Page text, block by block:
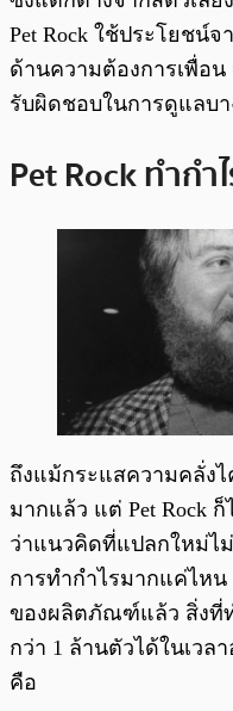
Pet Rock ใช้ประโยชน์
ด้านความต้องการเพื่อ
รับผิดชอบในการดูแลบา
Pet Rock ทำกำไ
ถึงแม้กระแสความคลั่งไ
มากแล้ว แต่ Pet Rock
ว่าแนวคิดที่แปลกใหม่ไ
การทำกำไรมากแค่ไห
ของผลิตภัณฑ์แล้ว สิ่งที่ท
กว่า 1 ล้านตัวได้ในเว
คือ